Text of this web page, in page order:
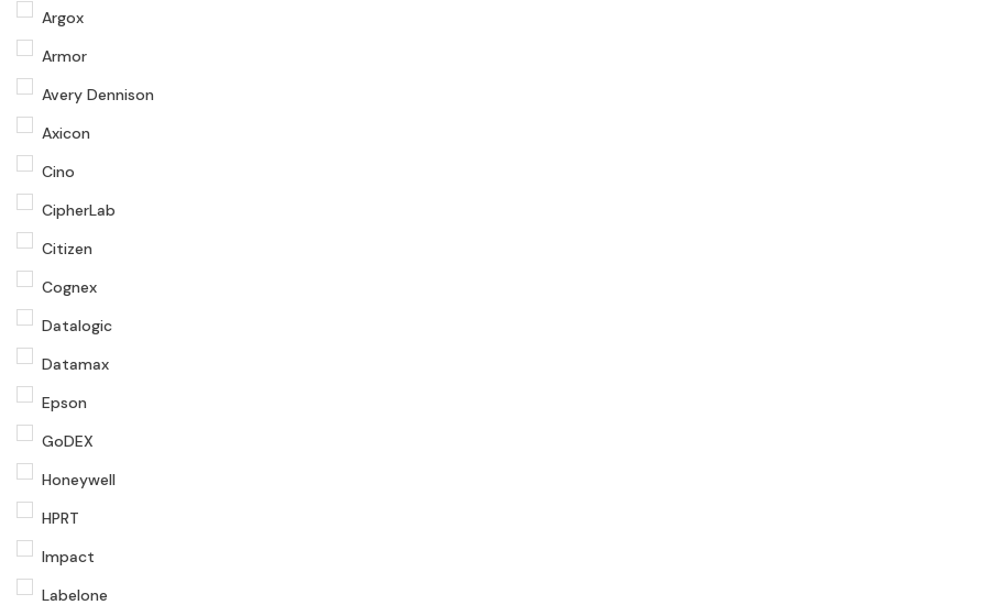
Argox
Armor
Avery Dennison
Axicon
Cino
CipherLab
Citizen
Cognex
Datalogic
Datamax
Epson
GoDEX
Honeywell
HPRT
Impact
Labelone